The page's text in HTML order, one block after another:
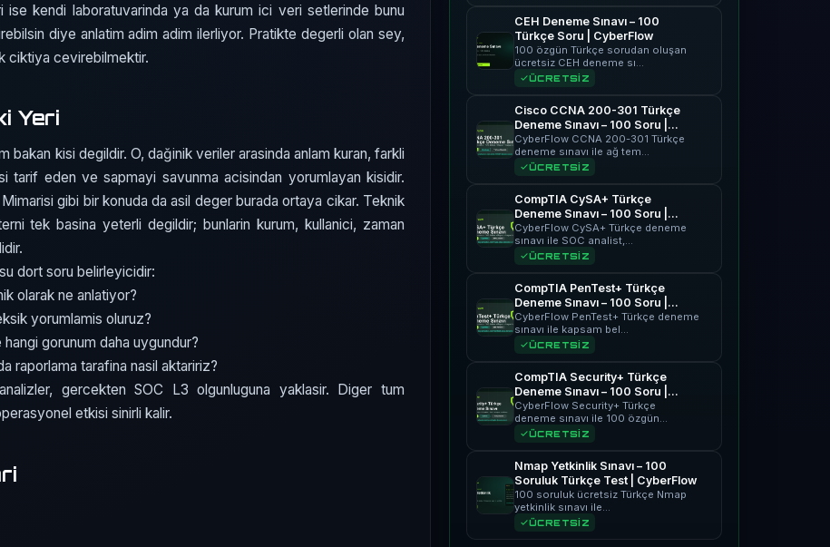
kendi laboratuvarinda ya da kurum ici veri setlerinde bunu
diye anlatim adim adim ilerliyor. Pratikte degerli olan sey,
ciktiya cevirebilmektir.
Yeri
bakan kisi degildir. O, dağinik veriler arasinda anlam kuran, farkli
tarif eden ve sapmayi savunma acisindan yorumlayan kisidir.
gibi bir konuda da asil deger burada ortaya cikar. Teknik
tek basina yeterli degildir; bunlarin kurum, kullanici, zaman
dort soru belirleyicidir:
olarak ne anlatiyor?
yorumlamis oluruz?
gorunum daha uygundur?
raporlama tarafina nasil aktaririz?
gercekten SOC L3 olgunluguna yaklasir. Diger tum
etkisi sinirli kalir.
CEH Deneme Sınavı – 100
Türkçe Soru | CyberFlow
100 özgün Türkçe sorudan oluşan
ücretsiz CEH deneme sı…
ÜCRETSİZ
Cisco CCNA 200-301 Türkçe
Deneme Sınavı – 100 Soru |
CyberFlow
CyberFlow CCNA 200-301 Türkçe
deneme sınavı ile ağ tem…
ÜCRETSİZ
CompTIA CySA+ Türkçe
Deneme Sınavı – 100 Soru |
CyberFlow
CyberFlow CySA+ Türkçe deneme
sınavı ile SOC analist,…
ÜCRETSİZ
CompTIA PenTest+ Türkçe
Deneme Sınavı – 100 Soru |
CyberFlow
CyberFlow PenTest+ Türkçe deneme
sınavı ile kapsam bel…
ÜCRETSİZ
CompTIA Security+ Türkçe
Deneme Sınavı – 100 Soru |
CyberFlow
CyberFlow Security+ Türkçe
deneme sınavı ile 100 özgün…
ÜCRETSİZ
Nmap Yetkinlik Sınavı – 100
Soruluk Türkçe Test | CyberFlow
100 soruluk ücretsiz Türkçe Nmap
yetkinlik sınavı ile…
ÜCRETSİZ